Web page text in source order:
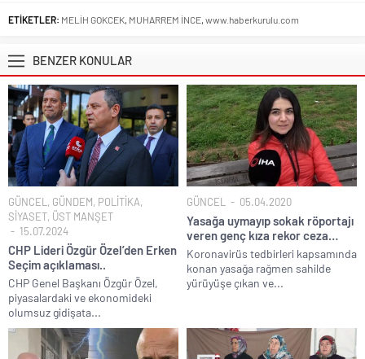
ETİKETLER: MELİH GOKCEK MUHARREM İNCE www.haberkurulu.com
BENZER KONULAR
GÜNCEL , GÜNDEM, POLİTİKA,
SİYASET, ÜST MANŞET
15.07.2024
CHP Lideri Özgür Özel’den Erken
Seçim açıklaması..
CHP Genel Başkanı Özgür Özel,
piyasalardaki ve ekonomideki
olumsuz gidişata...
GÜNCEL 05.04.2020
Yasağa uymayıp sokak röportajı
veren genç kıza rekor ceza…
Koronavirüs tedbirleri kapsamında
konan yasağa rağmen sahilde
yürüyüşe çıkan ve...